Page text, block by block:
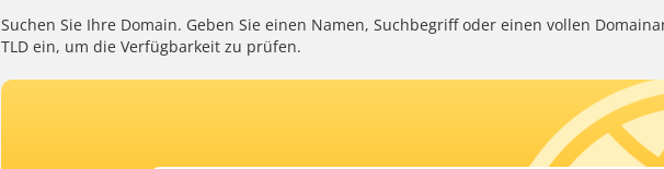
Suchen Sie Ihre Domain. Geben Sie einen Namen, Suchbegriff oder einen vollen
TLD ein, um die Verfügbarkeit zu prüfen.